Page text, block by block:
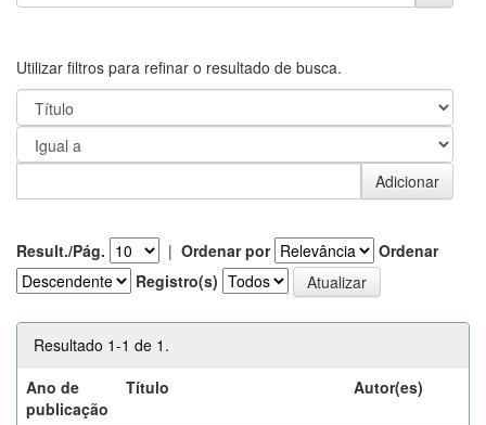
Utilizar filtros para refinar o resultado de busca.
Result./Pág. | Ordenar por
Ordenar
Registro(s)
Resultado 1-1 de 1.
Ano de
publicação
Título Autor(es)